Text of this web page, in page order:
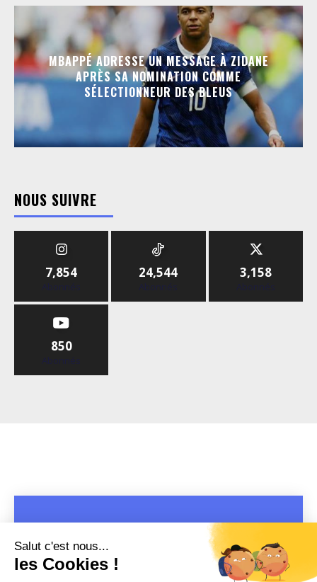
MBAPPÉ ADRESSE UN MESSAGE À ZIDANE
APRÈS SA NOMINATION COMME
SÉLECTIONNEUR DES BLEUS
NOUS SUIVRE
7,854
Abonnés
24,544
Abonnés
3,158
Abonnés
850
Abonnés